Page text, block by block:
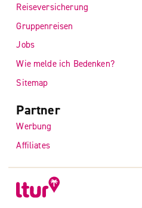
Reiseversicherung
Gruppenreisen
Jobs
Wie melde ich Bedenken?
Sitemap
Partner
Werbung
Affiliates